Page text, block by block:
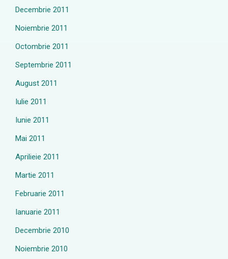
Decembrie 2011
Noiembrie 2011
Octombrie 2011
Septembrie 2011
August 2011
Iulie 2011
Iunie 2011
Mai 2011
Aprilieie 2011
Martie 2011
Februarie 2011
Ianuarie 2011
Decembrie 2010
Noiembrie 2010